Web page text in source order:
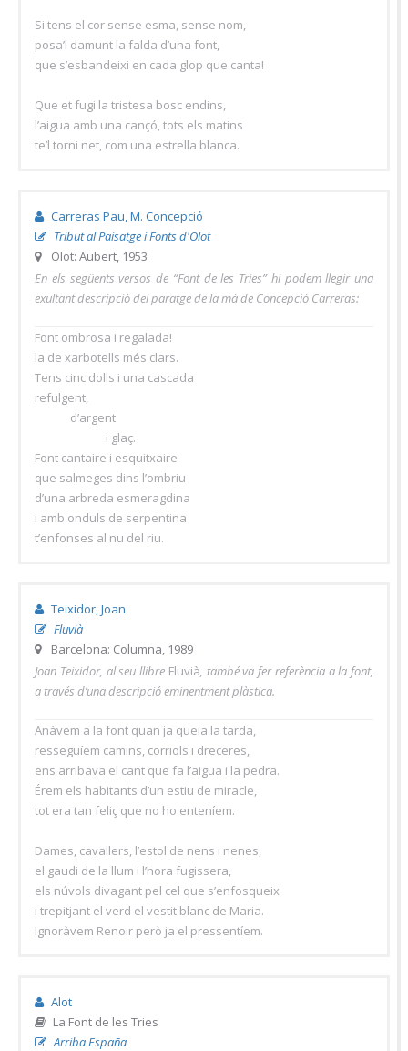
Si tens el cor sense esma, sense nom,
posa’l damunt la falda d’una font,
que s’esbandeixi en cada glop que canta!
Que et fugi la tristesa bosc endins,
l’aigua amb una cançó, tots els matins
te’l torni net, com una estrella blanca.
Carreras Pau, M. Concepció
Tribut al Paisatge i Fonts d'Olot
Olot: Aubert, 1953
En els següents versos de “Font de les Tries” hi podem llegir una
exultant descripció del paratge de la mà de Concepció Carreras:
Font ombrosa i regalada!
la de xarbotells més clars.
Tens cinc dolls i una cascada
refulgent,
d’argent
i glaç.
Font cantaire i esquitxaire
que salmeges dins l’ombriu
d’una arbreda esmeragdina
i amb onduls de serpentina
t’enfonses al nu del riu.
Teixidor, Joan
Fluvià
Barcelona: Columna, 1989
Joan Teixidor, al seu llibre Fluvià, també va fer referència a la font,
a través d’una descripció eminentment plàstica.
Anàvem a la font quan ja queia la tarda,
resseguíem camins, corriols i dreceres,
ens arribava el cant que fa l’aigua i la pedra.
Érem els habitants d’un estiu de miracle,
tot era tan feliç que no ho enteníem.
Dames, cavallers, l’estol de nens i nenes,
el gaudi de la llum i l’hora fugissera,
els núvols divagant pel cel que s’enfosqueix
i trepitjant el verd el vestit blanc de Maria.
Ignoràvem Renoir però ja el pressentíem.
Alot
La Font de les Tries
Arriba España